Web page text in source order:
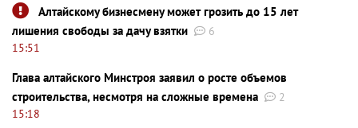
Алтайскому бизнесмену может грозить до 15 лет
лишения свободы за дачу взятки
6
15:51
Глава алтайского Минстроя заявил о росте объемов
строительства, несмотря на сложные времена
2
15:18